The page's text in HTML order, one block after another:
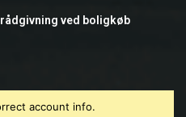
ved boligkøb
account info.